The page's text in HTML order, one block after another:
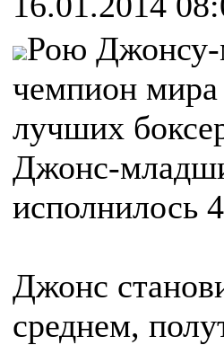
Рою Джонсу-
чемпион мира
лучших
Джонс-
исполнилось
Джонс
среднем,